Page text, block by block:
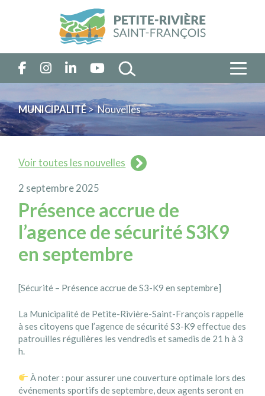
MUNICIPALITÉ> Nouvelles
Voir toutes les nouvelles
2 septembre 2025
Présence accrue de
l’agence de sécurité S3K9
en septembre
[Sécurité – Présence accrue de S3-K9 en septembre]
La Municipalité de Petite-Rivière-Saint-François rappelle
à ses citoyens que l’agence de sécurité S3-K9 effectue des
patrouilles régulières les vendredis et samedis de 21 h à 3
h.
À noter : pour assurer une couverture optimale lors des
événements sportifs de septembre, deux agents seront en